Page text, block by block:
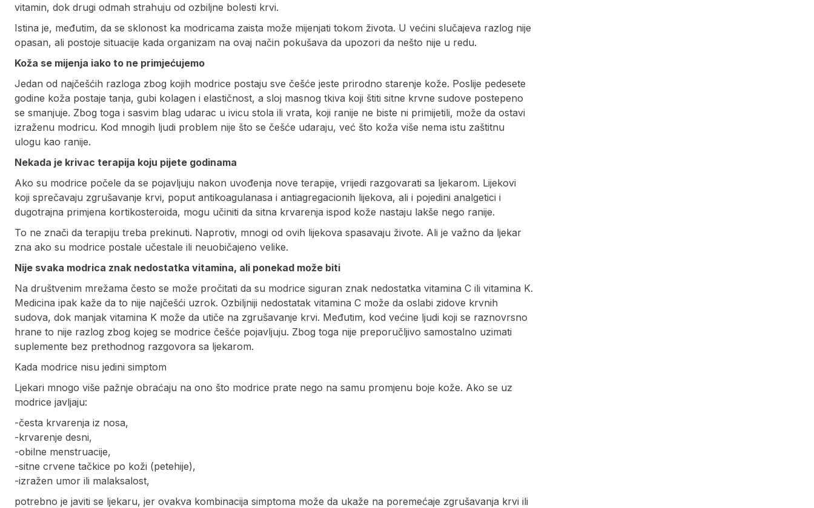
vitamin, dok drugi odmah strahuju od ozbiljne bolesti krvi.
Istina je, međutim, da se sklonost ka modricama zaista može mijenjati tokom života. U većini slučajeva razlog nije
opasan, ali postoje situacije kada organizam na ovaj način pokušava da upozori da nešto nije u redu.
Koža se mijenja iako to ne primjećujemo
Jedan od najčešćih razloga zbog kojih modrice postaju sve češće jeste prirodno starenje kože. Poslije pedesete
godine koža postaje tanja, gubi kolagen i elastičnost, a sloj masnog tkiva koji štiti sitne krvne sudove postepeno
se smanjuje. Zbog toga i sasvim blag udarac u ivicu stola ili vrata, koji ranije ne biste ni primijetili, može da ostavi
izraženu modricu. Kod mnogih ljudi problem nije što se češće udaraju, već što koža više nema istu zaštitnu
ulogu kao ranije.
Nekada je krivac terapija koju pijete godinama
Ako su modrice počele da se pojavljuju nakon uvođenja nove terapije, vrijedi razgovarati sa ljekarom. Lijekovi
koji sprečavaju zgrušavanje krvi, poput antikoagulanasa i antiagregacionih lijekova, ali i pojedini analgetici i
dugotrajna primjena kortikosteroida, mogu učiniti da sitna krvarenja ispod kože nastaju lakše nego ranije.
To ne znači da terapiju treba prekinuti. Naprotiv, mnogi od ovih lijekova spasavaju živote. Ali je važno da ljekar
zna ako su modrice postale učestale ili neuobičajeno velike.
Nije svaka modrica znak nedostatka vitamina, ali ponekad može biti
Na društvenim mrežama često se može pročitati da su modrice siguran znak nedostatka vitamina C ili vitamina K.
Medicina ipak kaže da to nije najčešći uzrok. Ozbiljniji nedostatak vitamina C može da oslabi zidove krvnih
sudova, dok manjak vitamina K može da utiče na zgrušavanje krvi. Međutim, kod većine ljudi koji se raznovrsno
hrane to nije razlog zbog kojeg se modrice češće pojavljuju. Zbog toga nije preporučljivo samostalno uzimati
suplemente bez prethodnog razgovora sa ljekarom.
Kada modrice nisu jedini simptom
Ljekari mnogo više pažnje obraćaju na ono što modrice prate nego na samu promjenu boje kože. Ako se uz
modrice javljaju:
-česta krvarenja iz nosa,
-krvarenje desni,
-obilne menstruacije,
-sitne crvene tačkice po koži (petehije),
-izražen umor ili malaksalost,
potrebno je javiti se ljekaru, jer ovakva kombinacija simptoma može da ukaže na poremećaje zgrušavanja krvi ili